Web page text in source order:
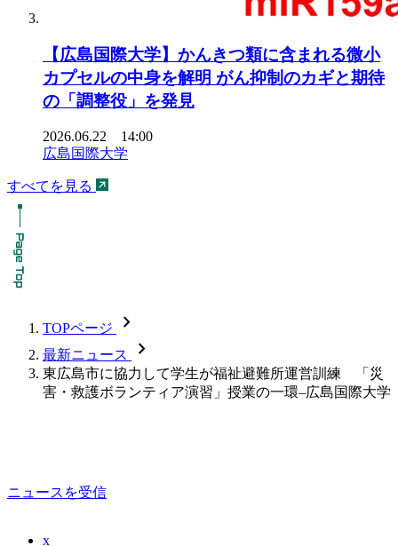
【広島国際大学】かんきつ類に含まれる微小
カプセルの中身を解明 がん抑制のカギと期待
の「調整役」を発見
2026.06.22 14:00
広島国際大学
すべてを見る
TOPページ chevron_forward
最新ニュース chevron_forward
東広島市に協力して学生が福祉避難所運営訓練 「災
害・救護ボランティア演習」授業の一環–広島国際大学
ニュースを受信
x